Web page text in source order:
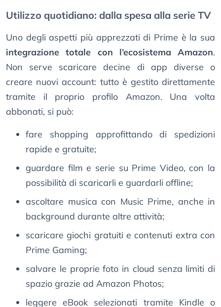
Utilizzo quotidiano: dalla spesa alla serie TV
Uno degli aspetti più apprezzati di Prime è la sua
integrazione totale con l’ecosistema Amazon.
Non serve scaricare decine di app diverse o
creare nuovi account: tutto è gestito direttamente
tramite il proprio profilo Amazon. Una volta
abbonati, si può:
fare shopping approfittando di spedizioni
rapide e gratuite;
guardare film e serie su Prime Video, con la
possibilità di scaricarli e guardarli offline;
ascoltare musica con Music Prime, anche in
background durante altre attività;
scaricare giochi gratuiti e contenuti extra con
Prime Gaming;
salvare le proprie foto in cloud senza limiti di
spazio grazie ad Amazon Photos;
leggere eBook selezionati tramite Kindle o